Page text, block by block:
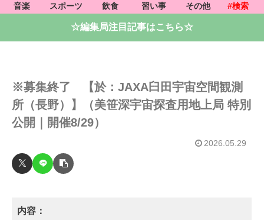
音楽 スポーツ 飲食 習い事 その他 #検索
☆編集局注目記事はこちら☆
※募集終了 【於：JAXA臼田宇宙空間観測
所（長野）】（美笹深宇宙探査用地上局 特別
公開｜開催8/29）
2026.05.29
内容：